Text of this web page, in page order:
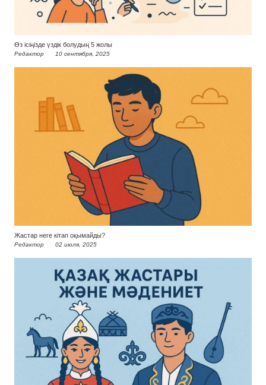
Өз ісіңізде үздік болудың 5 жолы
Редактор 10 сентября, 2025
Жастар неге кітап оқымайды?
Редактор 02 июля, 2025